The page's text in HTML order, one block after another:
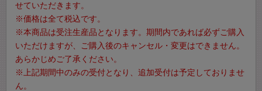
せていただきます。
※価格は全て税込です。
※本商品は受注生産品となります。期間内であれば必ずご購入
いただけますが、ご購入後のキャンセル・変更はできません。
あらかじめご了承ください。
※上記期間中のみの受付となり、追加受付は予定しておりませ
ん。